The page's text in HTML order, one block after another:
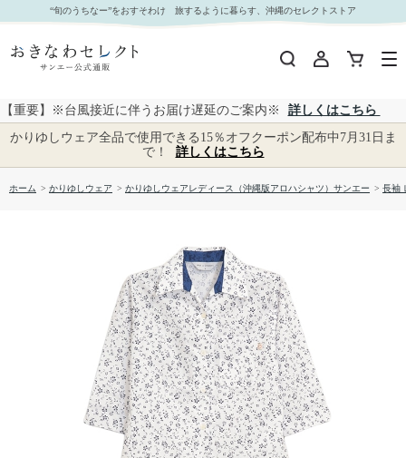
【送料無料】形態安定 小花トライバル柄 七分袖 かりゆしウェアP1024-311L Kr24 L｜おきなわ
セレクト サンエー公式通販
“旬のうちなー”をおすそわけ 旅するように暮らす、沖縄のセレクトストア
【重要】※台風接近に伴うお届け遅延のご案内※
詳しくはこちら
かりゆしウェア全品で使用できる15％オフクーポン配布中7月31日ま
で！
詳しくはこちら
ホーム > かりゆしウェア > かりゆしウェアレディース（沖縄版アロハシャツ）サンエー > 長袖